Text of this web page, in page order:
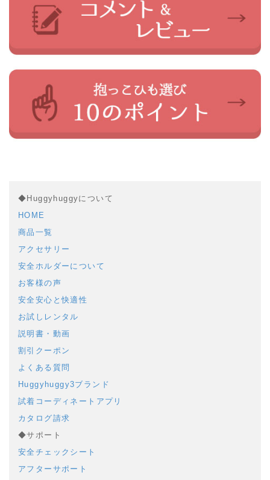
◆Huggyhuggyについて
HOME
商品一覧
アクセサリー
安全ホルダーについて
お客様の声
安全安心と快適性
お試しレンタル
説明書・動画
割引クーポン
よくある質問
Huggyhuggy3ブランド
試着コーディネートアプリ
カタログ請求
◆サポート
安全チェックシート
アフターサポート